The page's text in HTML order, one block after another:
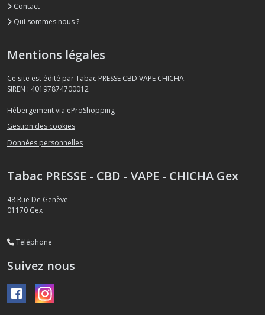
Contact
Qui sommes nous ?
Mentions légales
Ce site est édité par Tabac PRESSE CBD VAPE CHICHA.
SIREN : 40197874700012
Hébergement via eProShopping
Gestion des cookies
Données personnelles
Tabac PRESSE - CBD - VAPE - CHICHA Gex
48 Rue De Genève
01170 Gex
Téléphone
Suivez nous